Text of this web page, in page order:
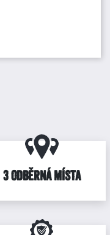
3 ODBĚRNÁ MÍSTA